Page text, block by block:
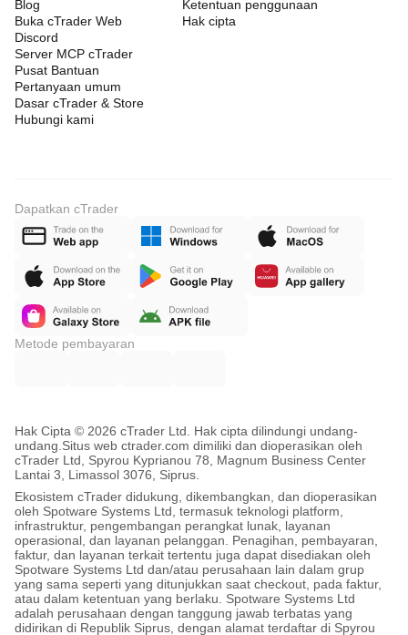
Blog
Buka cTrader Web
Discord
Server MCP cTrader
Pusat Bantuan
Pertanyaan umum
Dasar cTrader & Store
Hubungi kami
Ketentuan penggunaan
Hak cipta
Dapatkan cTrader
Metode pembayaran
Hak Cipta © 2026 cTrader Ltd. Hak cipta dilindungi undang-
undang. Situs web ctrader.com dimiliki dan dioperasikan oleh
cTrader Ltd, Spyrou Kyprianou 78, Magnum Business Center
Lantai 3, Limassol 3076, Siprus.
Ekosistem cTrader didukung, dikembangkan, dan dioperasikan
oleh Spotware Systems Ltd, termasuk teknologi platform,
infrastruktur, pengembangan perangkat lunak, layanan
operasional, dan layanan pelanggan. Penagihan, pembayaran,
faktur, dan layanan terkait tertentu juga dapat disediakan oleh
Spotware Systems Ltd dan/atau perusahaan lain dalam grup
yang sama seperti yang ditunjukkan saat checkout, pada faktur,
atau dalam ketentuan yang berlaku. Spotware Systems Ltd
adalah perusahaan dengan tanggung jawab terbatas yang
didirikan di Republik Siprus, dengan alamat terdaftar di Spyrou